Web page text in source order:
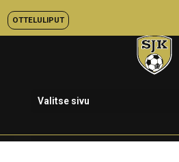
OTTELULIPUT
Valitse sivu